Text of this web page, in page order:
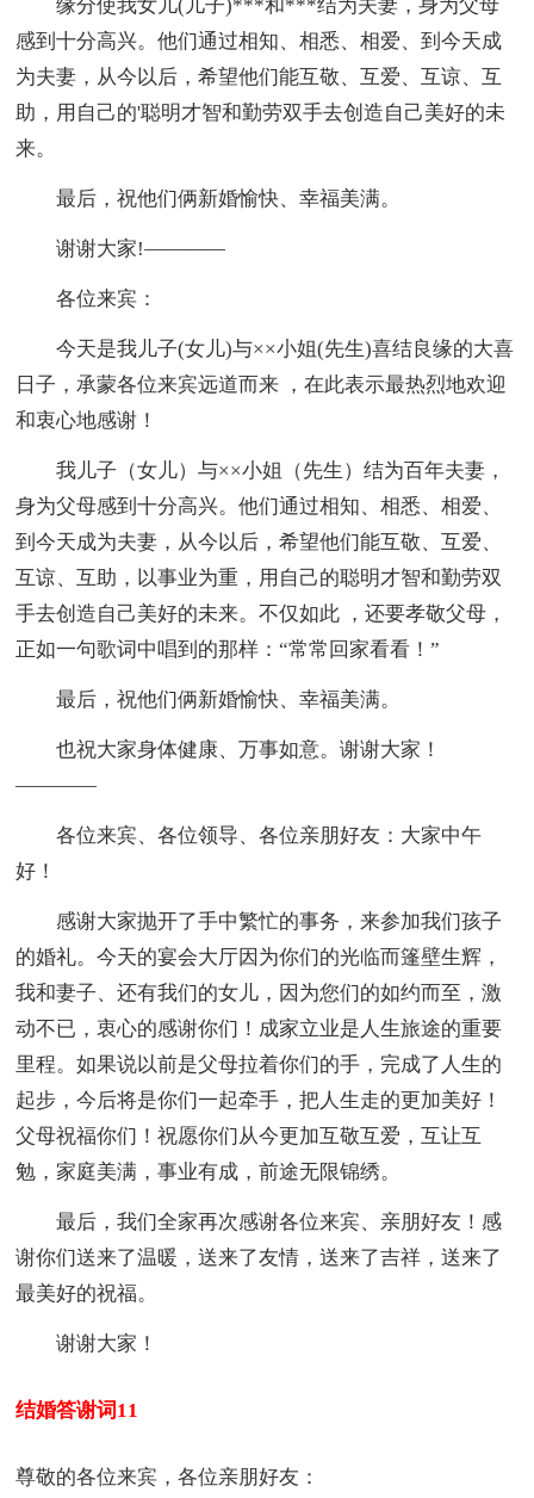
缘分使我女儿(儿子)***和***结为夫妻，身为父母
感到十分高兴。他们通过相知、相悉、相爱、到今天成
为夫妻，从今以后，希望他们能互敬、互爱、互谅、互
助，用自己的'聪明才智和勤劳双手去创造自己美好的未
来。
最后，祝他们俩新婚愉快、幸福美满。
谢谢大家!————
各位来宾：
今天是我儿子(女儿)与××小姐(先生)喜结良缘的大喜
日子，承蒙各位来宾远道而来 ，在此表示最热烈地欢迎
和衷心地感谢！
我儿子（女儿）与××小姐（先生）结为百年夫妻，
身为父母感到十分高兴。他们通过相知、相悉、相爱、
到今天成为夫妻，从今以后，希望他们能互敬、互爱、
互谅、互助，以事业为重，用自己的聪明才智和勤劳双
手去创造自己美好的未来。不仅如此 ，还要孝敬父母，
正如一句歌词中唱到的那样：“常常回家看看！”
最后，祝他们俩新婚愉快、幸福美满。
也祝大家身体健康、万事如意。谢谢大家！
————
各位来宾、各位领导、各位亲朋好友：大家中午
好！
感谢大家抛开了手中繁忙的事务，来参加我们孩子
的婚礼。今天的宴会大厅因为你们的光临而篷壁生辉，
我和妻子、还有我们的女儿，因为您们的如约而至，激
动不已，衷心的感谢你们！成家立业是人生旅途的重要
里程。如果说以前是父母拉着你们的手，完成了人生的
起步，今后将是你们一起牵手，把人生走的更加美好！
父母祝福你们！祝愿你们从今更加互敬互爱，互让互
勉，家庭美满，事业有成，前途无限锦绣。
最后，我们全家再次感谢各位来宾、亲朋好友！感
谢你们送来了温暖，送来了友情，送来了吉祥，送来了
最美好的祝福。
谢谢大家！
结婚答谢词11
尊敬的各位来宾，各位亲朋好友：